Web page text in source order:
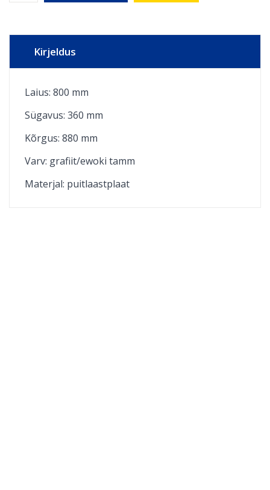
Kirjeldus
Laius: 800 mm
Sügavus: 360 mm
Kõrgus: 880 mm
Varv: grafiit/ewoki tamm
Materjal: puitlaastplaat